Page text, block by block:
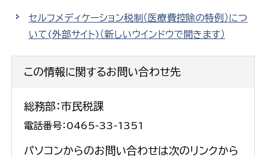
セルフメディケーション税制（医療費控除の特例）につ
いて(外部サイト) （新しいウインドウで開きます）
この情報に関するお問い合わせ先
総務部：市民税課
電話番号：0465-33-1351
パソコンからのお問い合わせは次のリンクから